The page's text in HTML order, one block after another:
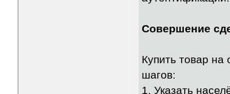
Совершение
Купить товар на
шагов:
1. Указать